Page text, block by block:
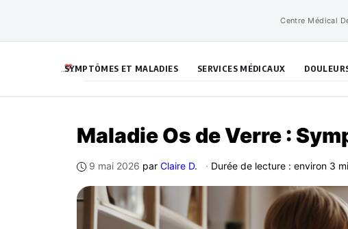
contenu
Centre Médical
SYMPTÔMES ET MALADIES SERVICES MÉDICAUX
Maladie Os de Verre :
9 mai 2026 par Claire D. · Durée de lecture : environ 3